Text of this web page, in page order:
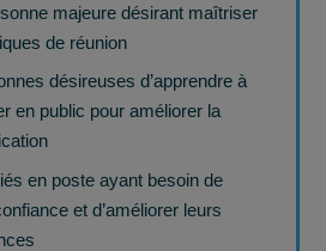
majeure désirant maîtriser
de réunion
désireuses d’apprendre à
en public pour améliorer la
en poste ayant besoin de
et d’améliorer leurs